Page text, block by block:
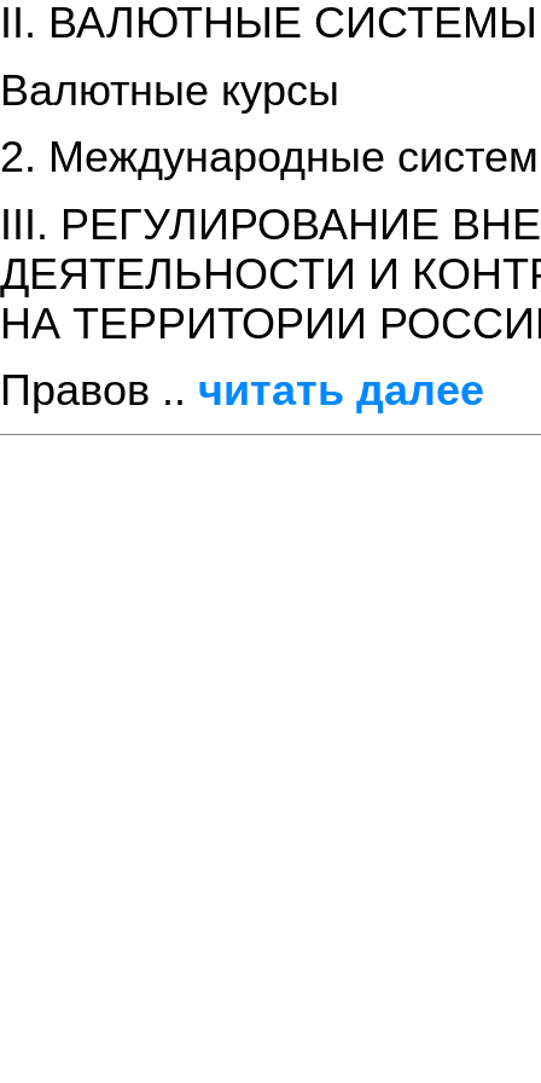
II. ВАЛЮТНЫЕ СИСТЕМЫ
Валютные курсы
2. Международные
III. РЕГУЛИРОВАНИЕ
ДЕЯТЕЛЬНОСТИ И
НА ТЕРРИТОРИИ
Правов .. читать далее